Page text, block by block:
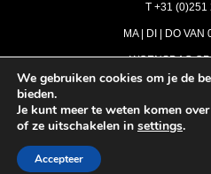
T +31 (0)251
MA | DI | DO VAN
WOENSDAG
We gebruiken cookies om je de
bieden.
Je kunt meer te weten komen
of ze uitschakelen in settings.
Accepteer